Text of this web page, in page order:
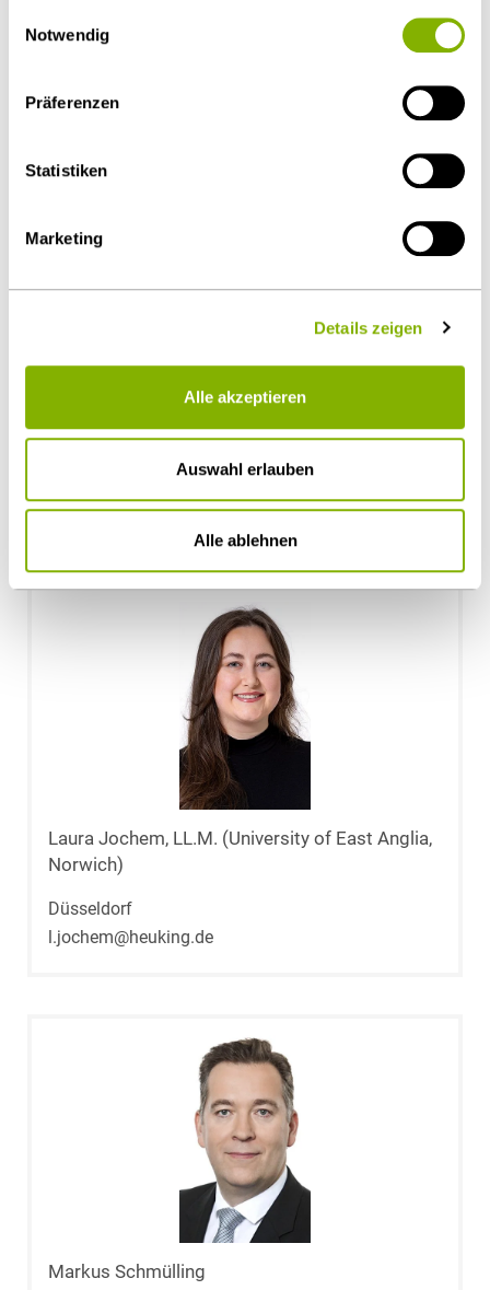
Regelungen das Risiko des staatlichen Zugriffs &
auszuschließen ist. Sie können Ihre Einwilligung jederzeit
über dieCookie-Einstellungen
widerrufen oder ändern.
Notwendig
Präferenzen
Statistiken
Marketing
Details zeigen
Alle akzeptieren
Auswahl erlauben
Alle ablehnen
Mark Rossbroich, LL.M. (King's College London)
m.rossbroich@heuking.de
Ilona Schütz
i.schuetz@heuking.de
Laura Jochem, LL.M. (University of East Anglia,
Norwich)
Düsseldorf
l.jochem@heuking.de
Markus Schmülling